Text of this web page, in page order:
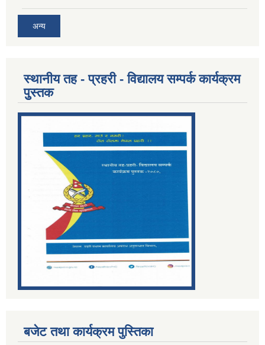
अन्य
स्थानीय तह - प्रहरी - विद्यालय सम्पर्क कार्यक्रम
पुुस्तक
बजेट तथा कार्यक्रम पुस्तिका